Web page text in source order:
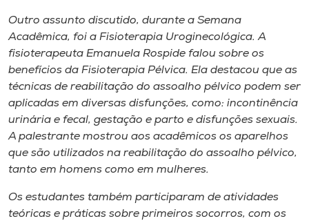
Outro assunto discutido, durante a Semana
Acadêmica, foi a Fisioterapia Uroginecológica. A
fisioterapeuta Emanuela Rospide falou sobre os
benefícios da Fisioterapia Pélvica. Ela destacou que as
técnicas de reabilitação do assoalho pélvico podem ser
aplicadas em diversas disfunções, como: incontinência
urinária e fecal, gestação e parto e disfunções sexuais.
A palestrante mostrou aos acadêmicos os aparelhos
que são utilizados na reabilitação do assoalho pélvico,
tanto em homens como em mulheres.
Os estudantes também participaram de atividades
teóricas e práticas sobre primeiros socorros, com os